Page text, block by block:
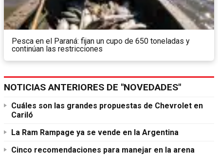
Pesca en el Paraná: fijan un cupo de 650 toneladas y
continúan las restricciones
NOTICIAS ANTERIORES DE "NOVEDADES"
Cuáles son las grandes propuestas de Chevrolet en
Cariló
La Ram Rampage ya se vende en la Argentina
Cinco recomendaciones para manejar en la arena